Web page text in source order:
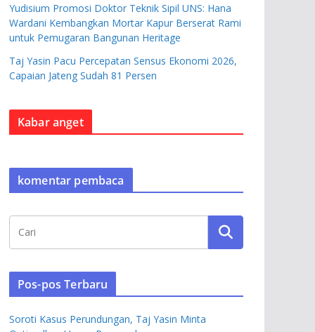
Yudisium Promosi Doktor Teknik Sipil UNS: Hana
Wardani Kembangkan Mortar Kapur Berserat Rami
untuk Pemugaran Bangunan Heritage
Taj Yasin Pacu Percepatan Sensus Ekonomi 2026,
Capaian Jateng Sudah 81 Persen
Kabar anget
komentar pembaca
Pos-pos Terbaru
Soroti Kasus Perundungan, Taj Yasin Minta